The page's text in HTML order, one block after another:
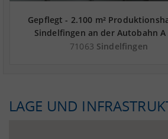
Gepflegt - 2.100 m²
Sindelfingen an der Autobahn A
Landkreis Böblingen
71063 Sindelfingen
LAGE UND